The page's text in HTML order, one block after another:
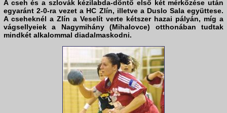
A cseh és a szlovák kézilabda-döntő első két mérkőzése után
egyaránt 2-0-ra vezet a HC Zlín, illetve a Duslo Salaegyüttese.
A cseheknél a Zlín a Veselít verte kétszer hazai pályán, míg a
vágsellyeiek a Nagymihány (Mihalovce) otthonában tudtak
mindkét alkalommal diadalmaskodni.